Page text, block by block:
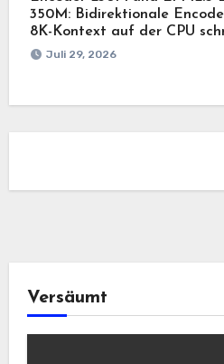
350M: Bidirektionale
8K-Kontext auf der CPU
Juli 29, 2026
Versäumt